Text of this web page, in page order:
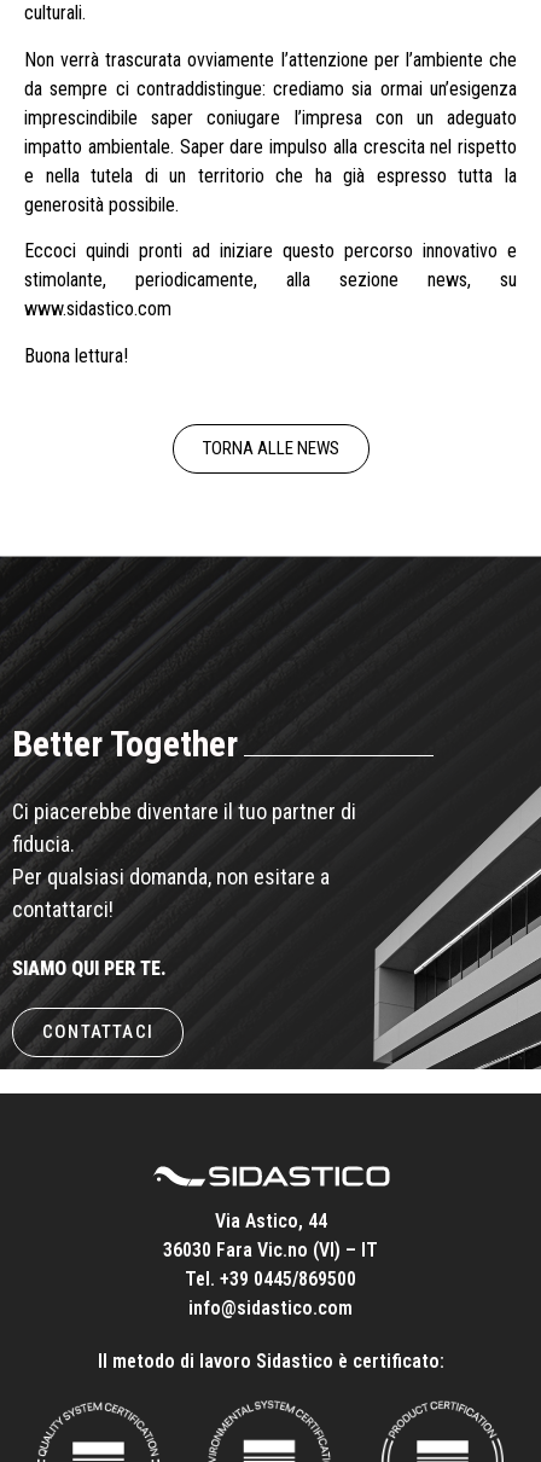
culturali.
Non verrà trascurata ovviamente l’attenzione per l’ambiente che
da sempre ci contraddistingue: crediamo sia ormai un’esigenza
imprescindibile saper coniugare l’impresa con un adeguato
impatto ambientale. Saper dare impulso alla crescita nel rispetto
e nella tutela di un territorio che ha già espresso tutta la
generosità possibile.
Eccoci quindi pronti ad iniziare questo percorso innovativo e
stimolante, periodicamente, alla sezione news, su
www.sidastico.com
Buona lettura!
TORNA ALLE NEWS
Better Together
Ci piacerebbe diventare il tuo partner di
fiducia.
Per qualsiasi domanda, non esitare a
contattarci!
SIAMO QUI PER TE.
CONTATTACI
Via Astico, 44
36030 Fara Vic.no (VI) – IT
Tel. +39 0445/869500
info@sidastico.com
Il metodo di lavoro Sidastico è certificato: